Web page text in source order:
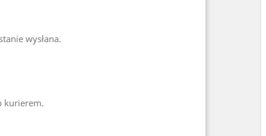
wysłana.
kurierem.